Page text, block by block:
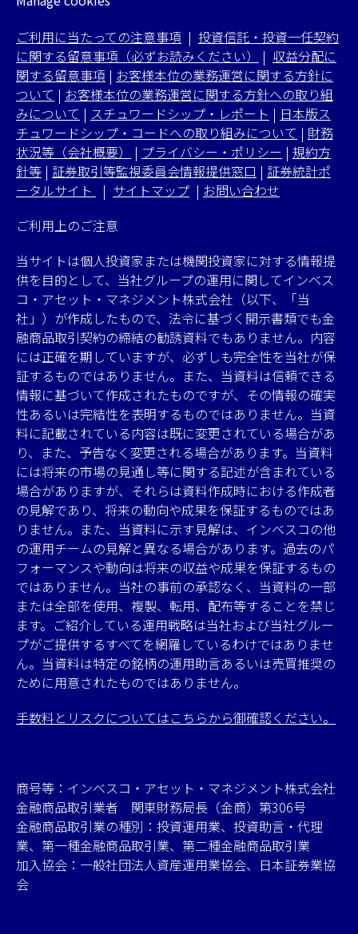
ご利用に当たっての注意事項 | 投資信託・投資一任契約
に関する留意事項（必ずお読みください）
| 収益分配に
関する留意事項 | お客様本位の業務運営に関する方針に
ついて | お客様本位の業務運営に関する方針への取り組
みについて | スチュワードシップ・レポート | 日本版ス
チュワードシップ・コードへの取り組みについて | 財務
状況等（会社概要）
| プライバシー・ポリシー | 規約方
針等 | 証券取引等監視委員会情報提供窓口 | 証券統計ポ
ータルサイト
| サイトマップ | お問い合わせ
ご利用上のご注意
当サイトは個人投資家または機関投資家に対する情報提
供を目的として、当社グループの運用に関してインベス
コ・アセット・マネジメント株式会社（以下、「当
社」）が作成したもので、法令に基づく開示書類でも金
融商品取引契約の締結の勧誘資料でもありません。内容
には正確を期していますが、必ずしも完全性を当社が保
証するものではありません。また、当資料は信頼できる
情報に基づいて作成されたものですが、その情報の確実
性あるいは完結性を表明するものではありません。当資
料に記載されている内容は既に変更されている場合があ
り、また、予告なく変更される場合があります。当資料
には将来の市場の見通し等に関する記述が含まれている
場合がありますが、それらは資料作成時における作成者
の見解であり、将来の動向や成果を保証するものではあ
りません。また、当資料に示す見解は、インベスコの他
の運用チームの見解と異なる場合があります。過去のパ
フォーマンスや動向は将来の収益や成果を保証するもの
ではありません。当社の事前の承認なく、当資料の一部
または全部を使用、複製、転用、配布等することを禁じ
ます。ご紹介している運用戦略は当社および当社グルー
プがご提供するすべてを網羅しているわけではありませ
ん。当資料は特定の銘柄の運用助言あるいは売買推奨の
ために用意されたものではありません。
手数料とリスクについてはこちらから御確認ください。
商号等：インベスコ・アセット・マネジメント株式会社
金融商品取引業者 関東財務局長（金商）第306号
金融商品取引業の種別：投資運用業、投資助言・代理
業、第一種金融商品取引業、第二種金融商品取引業
加入協会：一般社団法人資産運用業協会、日本証券業協
会